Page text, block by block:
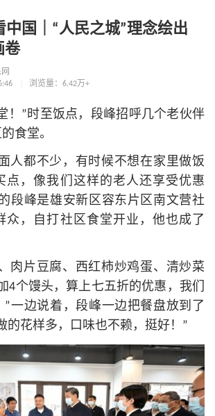
中国｜“人民之城”理念绘出
卷
浏览量：6.42万+
！”时至饭点，段峰招呼几个老伙伴
食堂。
人都不少，有时候不想在家里做饭
点，像我们这样的老人还享受优惠
段峰是雄安新区容东片区南文营社
众，自打社区食堂开业，他也成了
肉片豆腐、西红柿炒鸡蛋、清炒菜
4个馒头，算上七五折的优惠，我们
”一边说着，段峰一边把餐盘放到了
的花样多，口味也不赖，挺好！”